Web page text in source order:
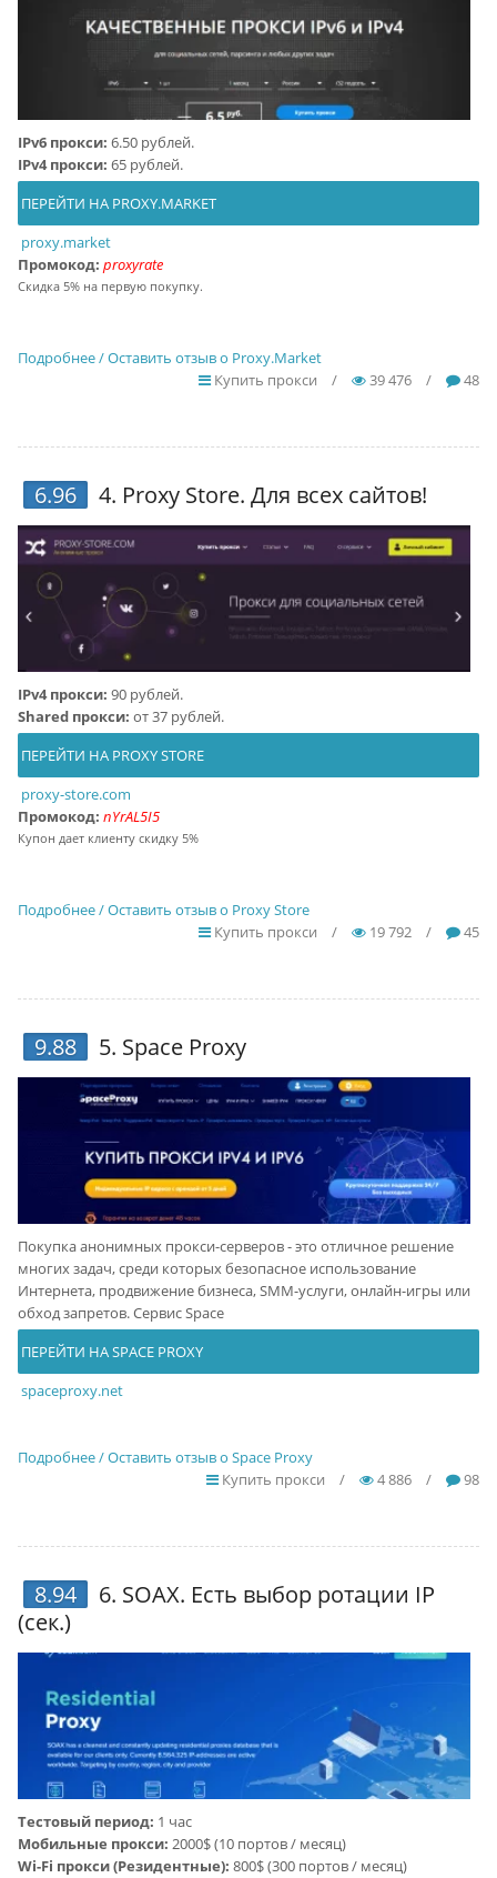
IPv6 прокси: 6.50 рублей.
IPv4 прокси: 65 рублей.
ПЕРЕЙТИ НА PROXY.MARKET
proxy.market
Промокод: proxyrate
Скидка 5% на первую покупку.
Подробнее / Оставить отзыв о Proxy.Market
Купить прокси
/ 39 476 / 48
6.96 4. Proxy Store. Для всех сайтов!
IPv4 прокси: 90 рублей.
Shared прокси: от 37 рублей.
ПЕРЕЙТИ НА PROXY STORE
proxy-store.com
Промокод: nYrAL5I5
Купон дает клиенту скидку 5%
Подробнее / Оставить отзыв о Proxy Store
Купить прокси
/ 19 792 / 45
9.88 5. Space Proxy
Покупка анонимных прокси-серверов - это отличное решение
многих задач, среди которых безопасное использование
Интернета, продвижение бизнеса, SMM-услуги, онлайн-игры или
обход запретов. Сервис Space
ПЕРЕЙТИ НА SPACE PROXY
spaceproxy.net
Подробнее / Оставить отзыв о Space Proxy
Купить прокси
/ 4 886 / 98
8.94 6. SOAX. Есть выбор ротации IP
(сек.)
Тестовый период: 1 час
Мобильные прокси: 2000$ (10 портов / месяц)
Wi-Fi прокси (Резидентные): 800$ (300 портов / месяц)